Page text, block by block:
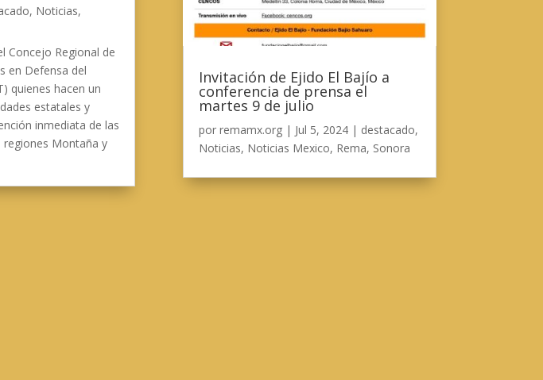
, Noticias,
Concejo Regional de
en Defensa del
quienes hacen un
estatales y
inmediata de las
regiones Montaña y
Invitación de Ejido El Bajío a
conferencia de prensa el
martes 9 de julio
por remamx.org| Jul 5, 2024| destacado,
Noticias, Noticias Mexico, Rema, Sonora